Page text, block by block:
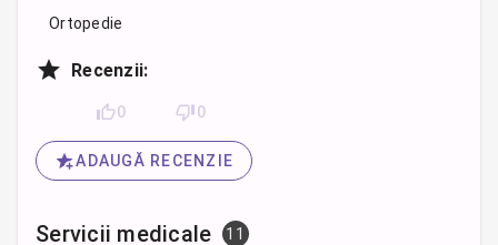
Ortopedie
Recenzii:
0 0
ADAUGĂ RECENZIE
Servicii medicale 11